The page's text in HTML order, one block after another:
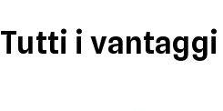
Tutti i vantaggi